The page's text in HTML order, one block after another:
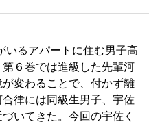
いるアパートに住む男子高
６巻では進級した先輩河
変わることで、付かず離
律には同級生男子、宇佐
いてきた。今回の宇佐く